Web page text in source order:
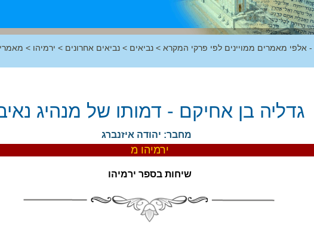
- אלפי מאמרים ממויינים לפי פרקי המקרא > נביאים > נביאים אחרונים > ירמיהו >
גדליה בן אחיקם - דמותו של מנהיג
מחבר: יהודה איזנברג
ירמיהו מ
שיחות בספר ירמיהו